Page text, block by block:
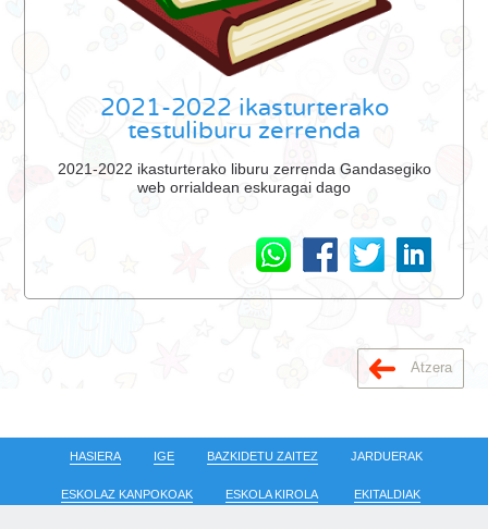
2021-2022 ikasturterako
testuliburu zerrenda
2021-2022 ikasturterako liburu zerrenda Gandasegiko
web orrialdean eskuragai dago
Atzera
HASIERA IGE BAZKIDETU ZAITEZ JARDUERAK
ESKOLAZ KANPOKOAK ESKOLA KIROLA EKITALDIAK